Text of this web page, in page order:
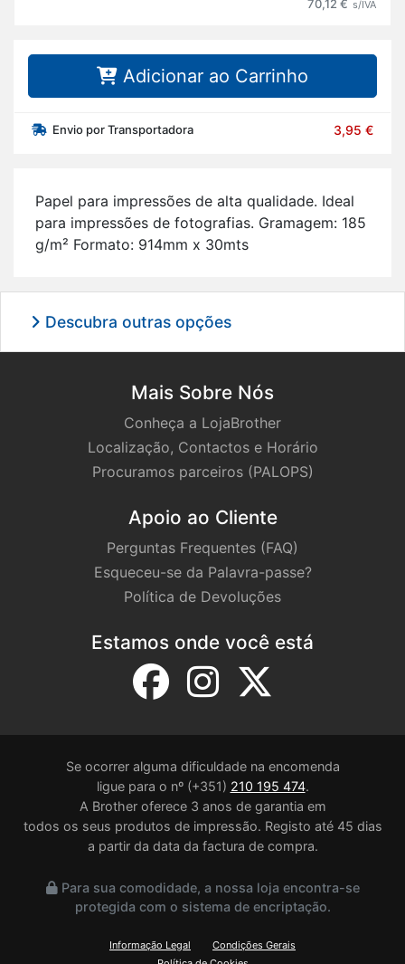
70,12 € s/IVA
Adicionar ao Carrinho
Envio por Transportadora 3,95 €
Papel para im­pres­sões de alta qua­li­dade. Ideal
para im­pres­sões de fo­to­gra­fias. Gra­magem: 185
g/m² For­mato: 914mm x 30mts
Descubra outras opções
Mais Sobre Nós
Conheça a LojaBrother
Localização, Contactos e Horário
Procuramos parceiros (PALOPS)
Apoio ao Cliente
Perguntas Frequentes (FAQ)
Esqueceu-se da Palavra-passe?
Política de Devoluções
Estamos onde você está
Se ocorrer alguma dificuldade na encomenda
ligue para o nº (+351) 210 195 474.
A Brother oferece 3 anos de garantia em
todos os seus produtos de impressão. Registo até 45 dias
a partir da data da factura de compra.
Para sua comodidade, a nossa loja encontra-se
protegida com o sistema de encriptação.
Informação Legal
Condições Gerais